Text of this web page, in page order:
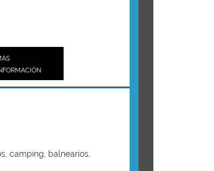
camping, balnearios,